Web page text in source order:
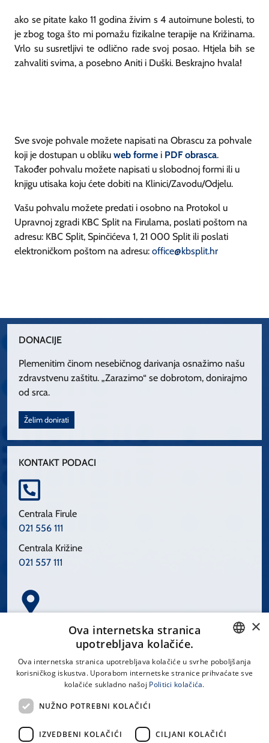
ako se pitate kako 11 godina živim s 4 autoimune bolesti, to
je zbog toga što mi pomažu fizikalne terapije na Križinama.
Vrlo su susretljivi te odlično rade svoj posao. Htjela bih se
zahvaliti svima, a posebno Aniti i Duški. Beskrajno hvala!
Sve svoje pohvale možete napisati na Obrascu za pohvale
koji je dostupan u obliku web forme i PDF obrasca.
Također pohvalu možete napisati u slobodnoj formi ili u
knjigu utisaka koju ćete dobiti na Klinici/Zavodu/Odjelu.
Vašu pohvalu možete predati i osobno na Protokol u
Upravnoj zgradi KBC Split na Firulama, poslati poštom na
adresu: KBC Split, Spinčićeva 1, 21 000 Split ili poslati
elektroničkom poštom na adresu: office@kbsplit.hr
DONACIJE
Plemenitim činom nesebičnog darivanja osnažimo našu
zdravstvenu zaštitu. „Zarazimo“ se dobrotom, donirajmo
od srca.
Želim donirati
KONTAKT PODACI
Centrala Firule
021 556 111
Centrala Križine
021 557 111
Spinčićeva 1, 21000 Split
LINKOVI
CROATIAN
×
Ova internetska stranica
upotrebljava kolačiće.
Ova internetska stranica upotrebljava kolačiće u svrhe poboljšanja
korisničkog iskustva. Uporabom internetske stranice prihvaćate sve
kolačiće sukladno našoj Politici kolačića.
NUŽNO POTREBNI KOLAČIĆI
IZVEDBENI KOLAČIĆI CILJANI KOLAČIĆI